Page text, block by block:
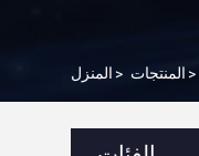
المنزل > المنتجات >